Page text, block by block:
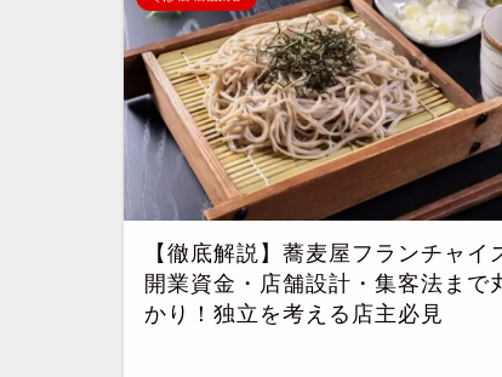
【徹底解説】蕎麦屋フランチャイ
開業資金・店舗設計・集客法まで
かり！独立を考える店主必見